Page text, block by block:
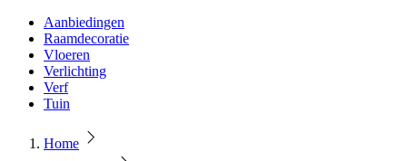
Aanbiedingen
Raamdecoratie
Vloeren
Verlichting
Verf
Tuin
Home